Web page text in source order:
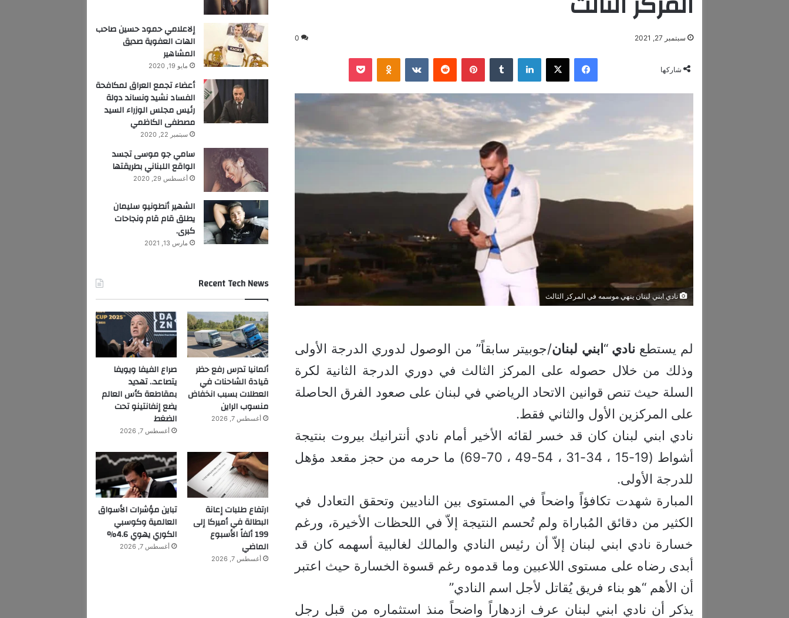
سبتمبر 27, 2021 0
شاركها
فيسبوك ‫X لينكدإن ‏Tumblr بينتيريست ‏Reddit
‏VKontakte
Odnoklassniki
‫Pocket
نادي ابني لبنان ينهي موسمه في المركز الثالث
لم يستطع نادي “ابني لبنان/جوبيتر سابقاً” من الوصول لدوري الدرجة الأولى
وذلك من خلال حصوله على المركز الثالث في دوري الدرجة الثانية لكرة
السلة حيث تنص قوانين الاتحاد الرياضي في لبنان على صعود الفرق الحاصلة
على المركزين الأول والثاني فقط.
نادي ابني لبنان كان قد خسر لقائه الأخير أمام نادي أنترانيك بيروت بنتيجة
أشواط (19-15 ، 34-31 ، 54-49 ، 70-69) ما حرمه من حجز مقعد مؤهل
للدرجة الأولى.
المبارة شهدت تكافؤاً واضحاً في المستوى بين الناديين وتحقق التعادل في
الكثير من دقائق المُباراة ولم تُحسم النتيجة إلاّ في اللحظات الأخيرة، ورغم
خسارة نادي ابني لبنان إلاّ أن رئيس النادي والمالك لغالبية أسهمه كان قد
أبدى رضاه على مستوى اللاعبين وما قدموه رغم قسوة الخسارة حيث اعتبر
أن الأهم “هو بناء فريق يُقاتل لأجل اسم النادي”
يذكر أن نادي ابني لبنان عرف ازدهاراً واضحاً منذ استثماره من قبل رجل
إلاعلامي حمود حسين صاحب
الهات العفوية صديق
المشاهير
مايو 19, 2020
أعضاء تجمع العراق لمكافحة
الفساد نشيد ونساند دولة
رئيس مجلس الوزراء السيد
مصطفى الكاظمي
سبتمبر 22, 2020
سامي جو موسى تجسد
الواقع اللبناني بطريقتها
أغسطس 29, 2020
الشهير أنطونيو سليمان
يطلق قام قام ونجاحات
كبرى.
مارس 13, 2021
Recent Tech News
ألمانيا تدرس رفع حظر
قيادة الشاحنات في
العطلات بسبب انخفاض
منسوب الراين
أغسطس 7, 2026
صراع الفيفا ويويفا
يتصاعد.. تهديد
بمقاطعة كأس العالم
يضع إنفانتينو تحت
الضغط
أغسطس 7, 2026
ارتفاع طلبات إعانة
البطالة في أميركا إلى
199 ألفاً الأسبوع
الماضي
أغسطس 7, 2026
تباين مؤشرات الأسواق
العالمية وكوسبي
الكوري يهوي 4.6%
أغسطس 7, 2026